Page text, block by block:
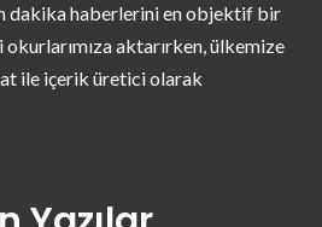
dakika haberlerini en objektif bir
aktarırken, ülkemize
ile içerik üretici olarak